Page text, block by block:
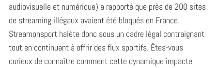
audiovisuelle et numérique) a rapporté que près de 200 sites
de streaming illégaux avaient été bloqués en France.
Streamonsport halète donc sous un cadre légal contraignant
tout en continuant à offrir des flux sportifs. Êtes-vous
curieux de connaître comment cette dynamique impacte